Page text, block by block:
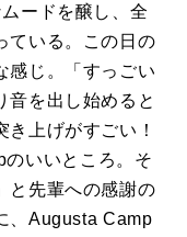
ードを醸し、全
ている。この日の
感じ。「すっごい
音を出し始めると
上げがすごい！
のいいところ。そ
と先輩への感謝の
、Augusta Camp